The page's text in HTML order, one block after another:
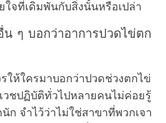
จที่เดิมพันกับสิ่งนั้นหรือเปล่า
ๆ บอกว่าอาการปวดไข่ตก
ให้ใครมาบอกว่าปวดช่วงตกไข่
วชปฏิบัติทั่วไปหลายคนไม่ค่อยรู้
ก จำไว้ว่าไม่ใช่สาขาที่พวกเจา